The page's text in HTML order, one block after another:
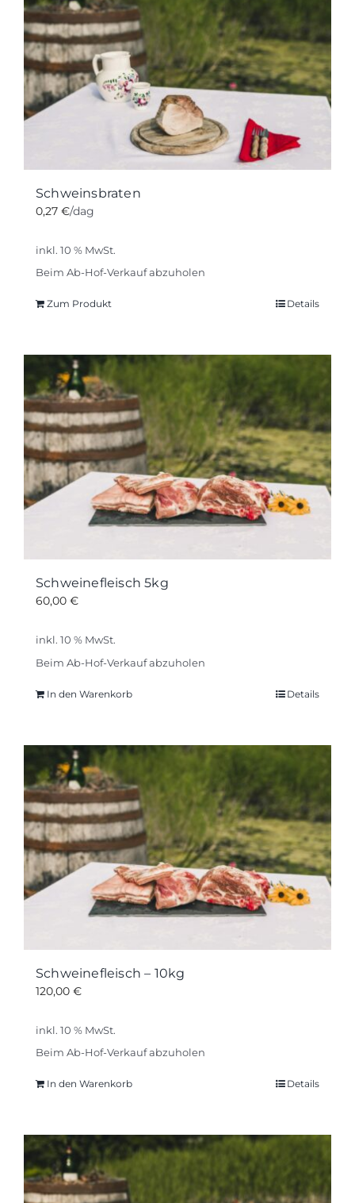
Schweinsbraten
0,27 €/dag
inkl. 10 % MwSt.
Beim Ab-Hof-Verkauf abzuholen
Zum Produkt Details
Schweinefleisch 5kg
60,00 €
inkl. 10 % MwSt.
Beim Ab-Hof-Verkauf abzuholen
In den Warenkorb Details
Schweinefleisch – 10kg
120,00 €
inkl. 10 % MwSt.
Beim Ab-Hof-Verkauf abzuholen
In den Warenkorb Details